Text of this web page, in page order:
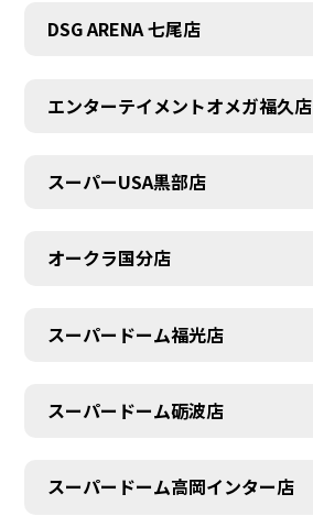
DSG ARENA 七尾店
エンターテイメントオメガ福久店
スーパーUSA黒部店
オークラ国分店
スーパードーム福光店
スーパードーム砺波店
スーパードーム高岡インター店